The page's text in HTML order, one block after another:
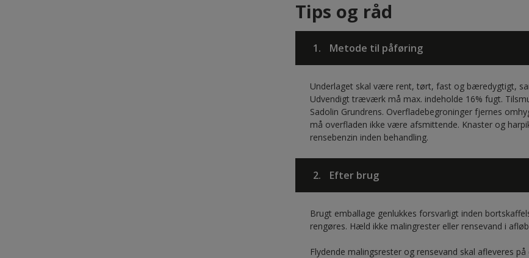
Tips og råd
1. Metode til påføring
Underlaget skal være rent, tørt, fast og bæredygtigt,
Udvendigt træværk må max. indeholde 16% fugt.
Sadolin Grundrens. Overfladebegroninger fjernes
må overfladen ikke være afsmittende. Knaster og
rensebenzin inden behandling.
2. Efter brug
Brugt emballage genlukkes forsvarligt inden
rengøres. Hæld ikke malingrester eller rensevand i
Flydende malingsrester og rensevand skal afleveres